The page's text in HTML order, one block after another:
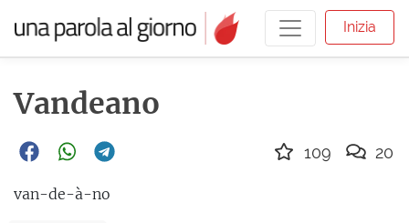
Inizia
Vandeano
van-de-à-no
109 20